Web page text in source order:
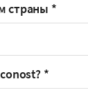
страны *
*